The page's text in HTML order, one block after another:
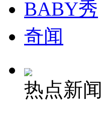
BABY秀
奇闻
热点新闻